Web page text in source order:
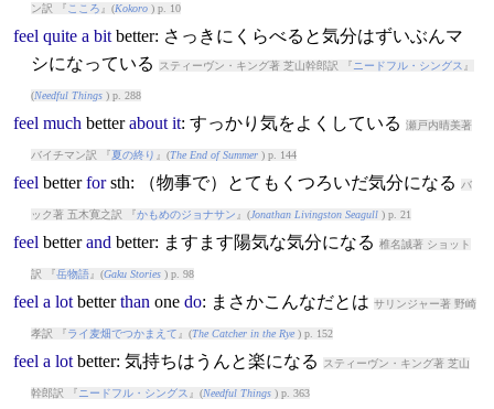
ン訳 『 こころ 』(Kokoro) p. 10
feel quite a bit better: さっきにくらべると気分はずいぶんマ
シになっている
スティーヴン・キング著 芝山幹郎訳 『 ニードフル・シングス 』
(Needful Things) p. 288
feel much better about it: すっかり気をよくしている 瀬戸内晴美著
バイチマン訳 『夏の終り 』(The End of Summer) p. 144
feel better forsth: （物事で）とてもくつろいだ気分になる バ
ック著 五木寛之訳 『かもめのジョナサン 』(Jonathan Livingston Seagull) p. 21
feel better and better: ますます陽気な気分になる 椎名誠著 ショット
訳 『岳物語』(Gaku Stories) p. 98
feel a lot better than one do: まさかこんなだとは サリンジャー著 野崎
孝訳 『ライ麦畑でつかまえて 』(The Catcher in the Rye) p. 152
feel a lot better: 気持ちはうんと楽になる スティーヴン・キング著 芝山
幹郎訳 『 ニードフル・シングス 』(Needful Things) p. 363